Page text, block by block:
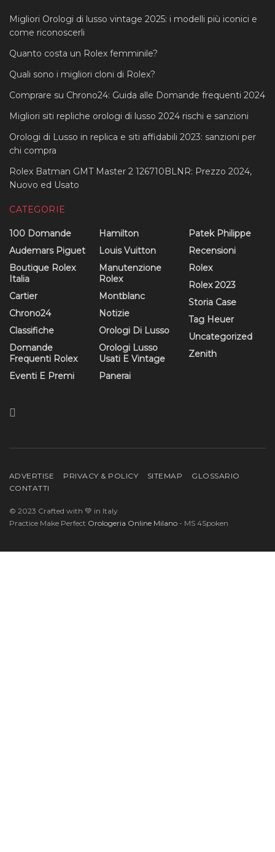
Migliori Orologi di lusso vintage 2025: i modelli più iconici e
come riconoscerli
Quanto costa un Rolex femminile?
Quali sono i migliori cloni di Rolex?
Comprare su Chrono24: Guida alle Domande frequenti 2024
Migliori siti repliche orologi di lusso 2024 rischi e sanzioni
Orologi di Lusso in replica e siti affidabili 2023: sanzioni per
chi compra
Rolex Batman GMT Master 2 126710BLNR: Prezzo 2024,
Nuovo ed Usato
CATEGORIE
100 Domande
Audemars Piguet
Boutique Rolex
Italia
Cartier
Chrono24
Classifiche
Domande
Frequenti Rolex
Eventi E Premi
Hamilton
Louis Vuitton
Manutenzione
Rolex
Montblanc
Notizie
Orologi Di Lusso
Orologi Lusso
Usati E Vintage
Panerai
Patek Philippe
Recensioni
Rolex
Rolex 2023
Storia Case
Tag Heuer
Uncategorized
Zenith
ADVERTISE PRIVACY & POLICY SITEMAP
GLOSSARIO
CONTATTI
© 2023 Crafted with 💚 in Italy
Practice Make Perfect Orologeria Online Milano - MS 4Spoken